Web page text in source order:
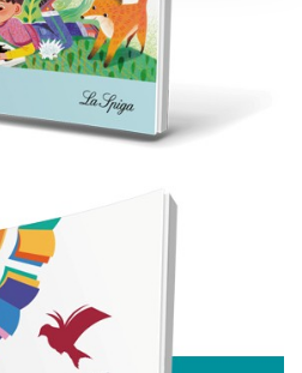
contenuti ed
dei social media e per
Condividiamo inoltre
di analisi dei dati web,
i quali potrebbero combinarle
ha fornito loro o che hanno
loro servizi.